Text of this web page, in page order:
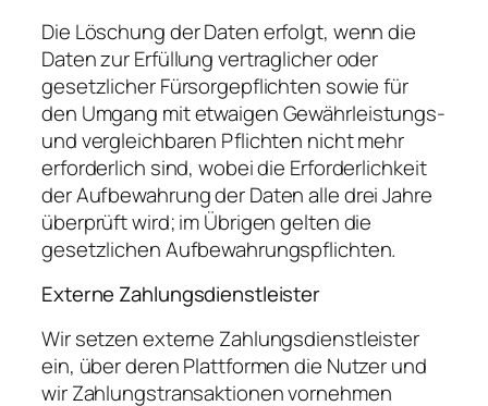
Die Löschung der Daten erfolgt, wenn die
Daten zur Erfüllung vertraglicher oder
gesetzlicher Fürsorgepflichten sowie für
den Umgang mit etwaigen Gewährleistungs-
und vergleichbaren Pflichten nicht mehr
erforderlich sind, wobei die Erforderlichkeit
der Aufbewahrung der Daten alle drei Jahre
überprüft wird; im Übrigen gelten die
gesetzlichen Aufbewahrungspflichten.
Externe Zahlungsdienstleister
Wir setzen externe Zahlungsdienstleister
ein, über deren Plattformen die Nutzer und
wir Zahlungstransaktionen vornehmen